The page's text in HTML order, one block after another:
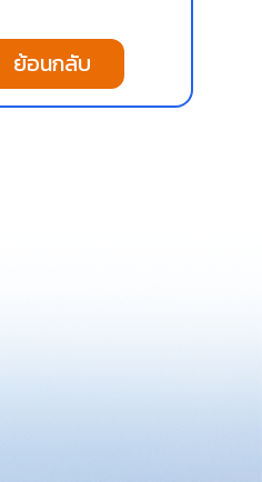
ย้อนกลับ